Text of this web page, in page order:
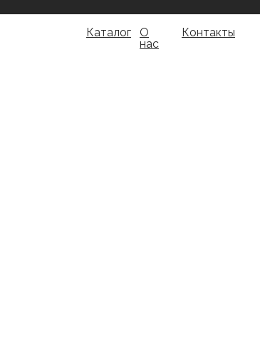
Каталог
О
нас
Контакты